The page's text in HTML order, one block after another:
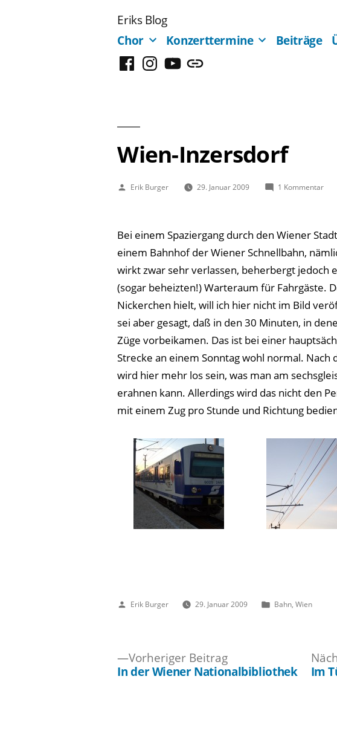
Eriks Blog
Chor
Konzerttermine Beiträge
FacebookInstagram
YouTubeMastodon
Wien-Inzersdorf
Veröffentlicht
Erik Burger 29. Januar 2009 1 Kommentarzu
Bei einem Spaziergang durch den Wiener
einem Bahnhof der Wiener Schnellbahn,
wirkt zwar sehr verlassen, beherbergt jedoch
(sogar beheizten!) Warteraum für Fahrgäste.
Nickerchen hielt, will ich hier nicht im Bild
sei aber gesagt, daß in den 30 Minuten, in
Züge vorbeikamen. Das ist bei einer
Strecke an einem Sonntag wohl normal. Nach
wird hier mehr los sein, was man am
erahnen kann. Allerdings wird das nicht den
mit einem Zug pro Stunde und Richtung
Veröffentlicht
Erik Burger 29. Januar 2009
Veröffentlicht
Bahn, Wien
Vorheriger BeitragVorheriger
Beitrag:
In der Wiener Nationalbibliothek Im